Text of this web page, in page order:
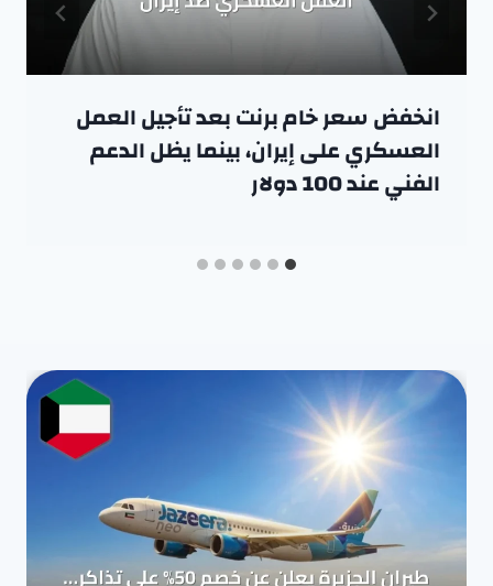
انخفض سعر خام برنت بعد تأجيل العمل
العسكري على إيران، بينما يظل الدعم
الفني عند 100 دولار